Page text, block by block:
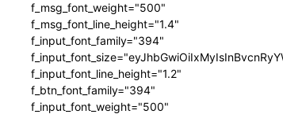
f_msg_font_weight="500"
f_msg_font_line_height="1.4"
f_input_font_family="394"
f_input_font_line_height="1.2"
f_btn_font_family="394"
f_input_font_weight="500"